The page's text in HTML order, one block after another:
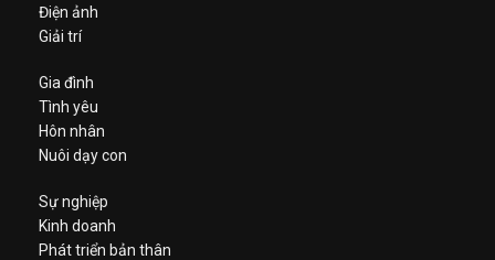
Điện ảnh
Giải trí
Gia đình
Tình yêu
Hôn nhân
Nuôi dạy con
Sự nghiệp
Kinh doanh
Phát triển bản thân